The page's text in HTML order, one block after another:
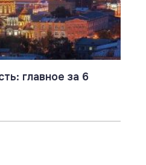
главное за 6